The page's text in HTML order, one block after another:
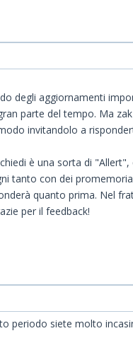
degli aggiornamenti
parte del tempo. Ma
invitandolo a
è una sorta di
tanto con dei
quanto prima. Nel
per il feedback!
periodo siete molto